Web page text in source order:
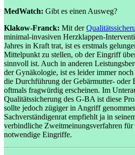
MedWatch: Gibt es einen Ausweg?
Klakow-Franck: Mit der
minimal-invasiven Herzklappen-
Jahres in Kraft trat, ist es erstmals
Mittelpunkt zu stellen, ob der Eingriff
sinnvoll ist. Auch in anderen
der Gynäkologie, ist es leider immer
die Durchführung der Gebärmutter- oder
oftmals fragwürdig erscheinen. Im
Qualitätssicherung des G-BA ist diese
sollte jedoch zügiger in Angriff
Sachverständigenrat empfiehlt ja in
verbindliche Zweitmeinungsverfahren für
notwendige Eingriffe.